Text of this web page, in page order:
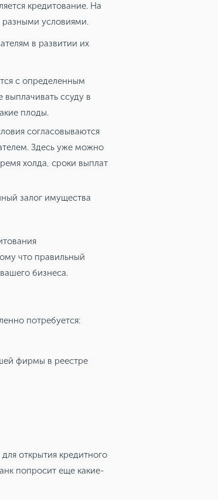
кредитование. На
условиями.
в развитии их
с определенным
ссуду в
плоды.
согласовываются
Здесь уже можно
холда, сроки выплат
залог имущества
что правильный
бизнеса.
потребуется:
фирмы в реестре
открытия кредитного
попросит еще какие-